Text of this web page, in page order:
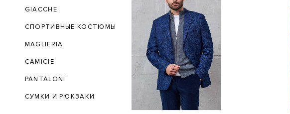
GIACCHE
СПОРТИВНЫЕ КОСТЮМЫ
MAGLIERIA
CAMICIE
PANTALONI
СУМКИ И РЮКЗАКИ